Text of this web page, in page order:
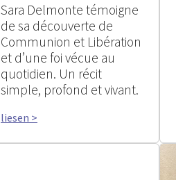
Sara Delmonte témoigne
de sa découverte de
Communion et Libération
et d’une foi vécue au
quotidien. Un récit
simple, profond et vivant.
liesen >